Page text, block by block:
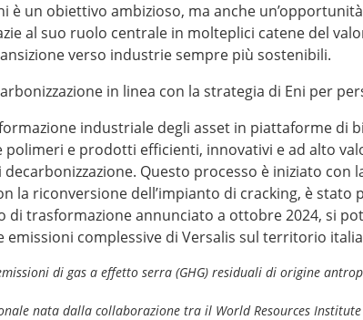
è un obiettivo ambizioso, ma anche
al suo ruolo centrale in molteplici catene del
verso industrie sempre più sostenibili.
in linea con la strategia di Eni per
industriale degli asset in piattaforme di
e prodotti efficienti, innovativi e ad alto
Questo processo è iniziato
la riconversione dell’impianto di cracking, è
di trasformazione annunciato a ottobre 2024, si
emissioni complessive di Versalis sul territorio
di gas a effetto serra (GHG) residuali di origine
nata dalla collaborazione tra il World Resources